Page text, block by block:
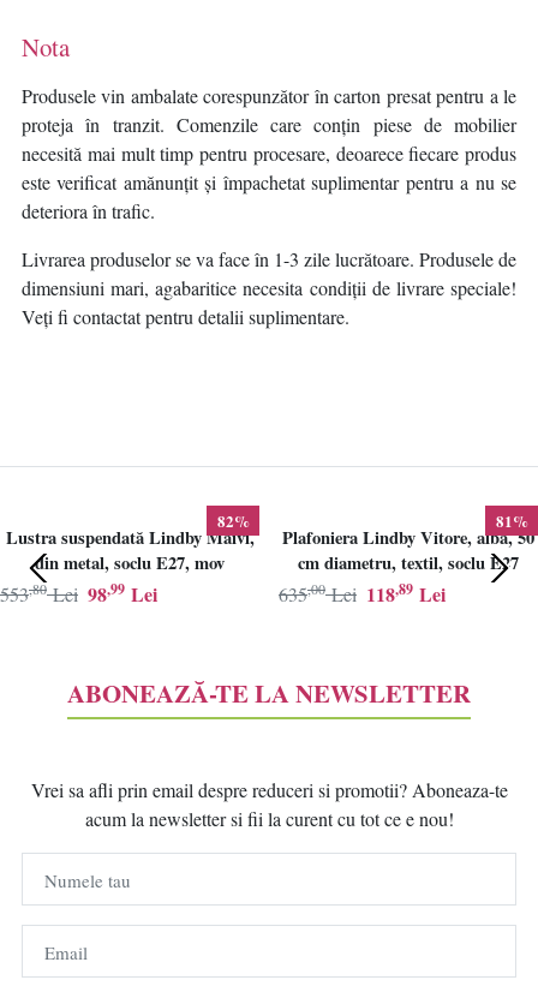
Nota
Produsele vin ambalate corespunzător în carton presat pentru a le
proteja în tranzit. Comenzile care conțin piese de mobilier
necesită mai mult timp pentru procesare, deoarece fiecare produs
este verificat amănunțit și împachetat suplimentar pentru a nu se
deteriora în trafic.
Livrarea produselor se va face în 1-3 zile lucrătoare. Produsele de
dimensiuni mari, agabaritice necesita condiții de livrare speciale!
Veți fi contactat pentru detalii suplimentare.
82%
Lustra suspendată Lindby Maivi,
din metal, soclu E27, mov
98,99 Lei
553,80 Lei
81%
Plafoniera Lindby Vitore, alba, 50
cm diametru, textil, soclu E27
118,89 Lei
635,00 Lei
ABONEAZĂ-TE LA NEWSLETTER
Vrei sa afli prin email despre reduceri si promotii? Aboneaza-te
acum la newsletter si fii la curent cu tot ce e nou!
Numele tau
Email